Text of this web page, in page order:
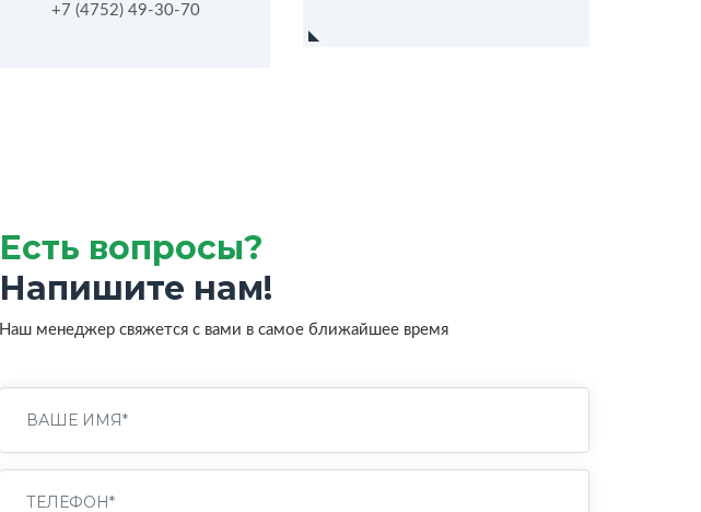
+7 (4752) 49-30-70
Есть вопросы?
Напишите нам!
Наш менеджер свяжется с вами в самое ближайшее время